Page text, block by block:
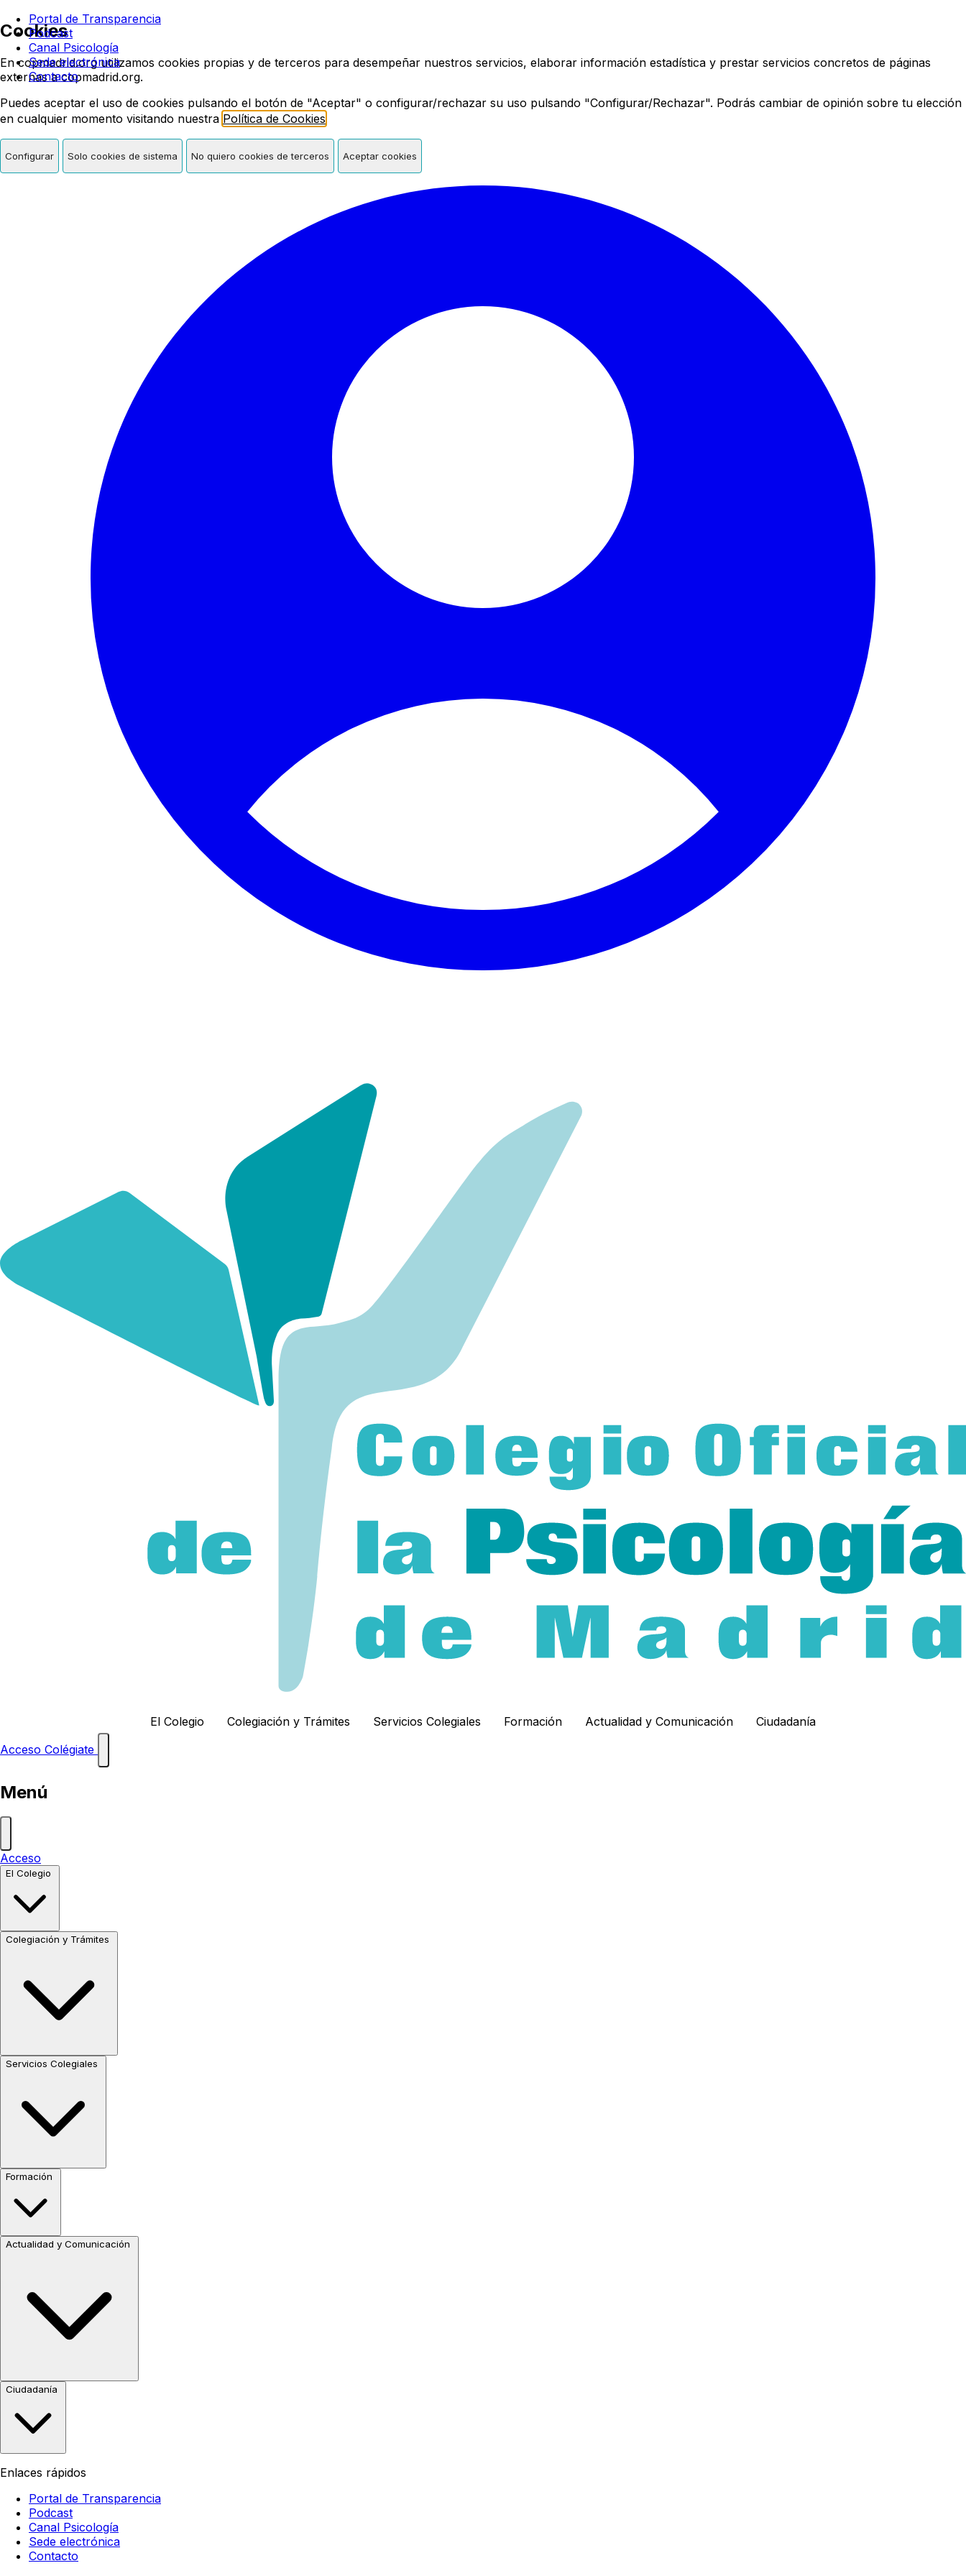
Cookies
En copmadrid.org utilizamos cookies propias y de terceros para desempeñar nuestros servicios, elaborar información estadística y prestar servicios concretos de páginas
externas a copmadrid.org.
Puedes aceptar el uso de cookies pulsando el botón de "Aceptar" o configurar/rechazar su uso pulsando "Configurar/Rechazar". Podrás cambiar de opinión sobre tu elección
en cualquier momento visitando nuestra Política de Cookies
Configurar Solo cookies de sistema No quiero cookies de terceros Aceptar cookies
Colegio oficial de psicología de Madrid
Portal de Transparencia
Podcast
Canal Psicología
Sede electrónica
Contacto
El Colegio Colegiación y Trámites Servicios Colegiales Formación Actualidad y Comunicación
Ciudadanía
Acceso Colégiate
Menú
Acceso
El Colegio
Colegiación y Trámites
Servicios Colegiales
Formación
Actualidad y Comunicación
Ciudadanía
Enlaces rápidos
Portal de Transparencia
Podcast
Canal Psicología
Sede electrónica
Contacto